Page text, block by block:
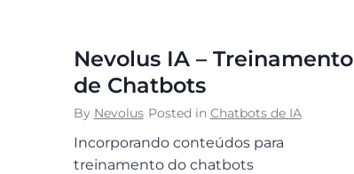
Nevolus IA – Treinamento
de Chatbots
By Nevolus Posted in Chatbots de IA
Incorporando conteúdos para
treinamento do chatbots